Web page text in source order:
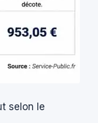
selon le